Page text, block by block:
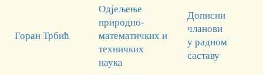
Горан Трбић
Одјељење
природно-
математичких и
техничких
наука
Дописни
чланови
у радном
саставу